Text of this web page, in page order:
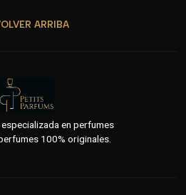
ARRIBA
en perfumes
100% originales.